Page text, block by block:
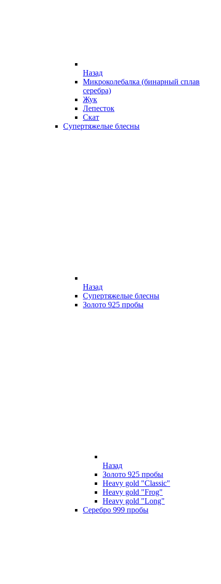
Назад
Микроколебалка (бинарный сплав
серебра)
Жук
Лепесток
Скат
Супертяжелые блесны
Назад
Супертяжелые блесны
Золото 925 пробы
Назад
Золото 925 пробы
Heavy gold "Classic"
Heavy gold "Frog"
Heavy gold "Long"
Серебро 999 пробы